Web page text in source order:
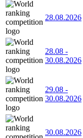
28.08.2026
28.08 -
30.08.2026
29.08 -
30.08.2026
30.08.2026